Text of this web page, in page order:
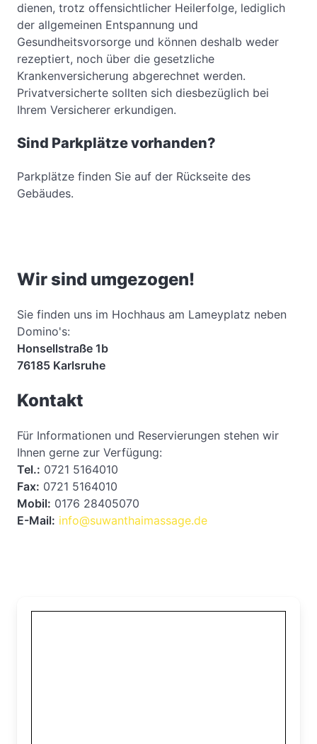
dienen, trotz offensichtlicher Heilerfolge, lediglich
der allgemeinen Entspannung und
Gesundheitsvorsorge und können deshalb weder
rezeptiert, noch über die gesetzliche
Krankenversicherung abgerechnet werden.
Privatversicherte sollten sich diesbezüglich bei
Ihrem Versicherer erkundigen.
Sind Parkplätze vorhanden?
Parkplätze finden Sie auf der Rückseite des
Gebäudes.
Wir sind umgezogen!
Sie finden uns im Hochhaus am Lameyplatz neben
Domino's:
Honsellstraße 1b
76185 Karlsruhe
Kontakt
Für Informationen und Reservierungen stehen wir
Ihnen gerne zur Verfügung:
Tel.: 0721 5164010
Fax: 0721 5164010
Mobil: 0176 28405070
E-Mail: info@suwanthaimassage.de